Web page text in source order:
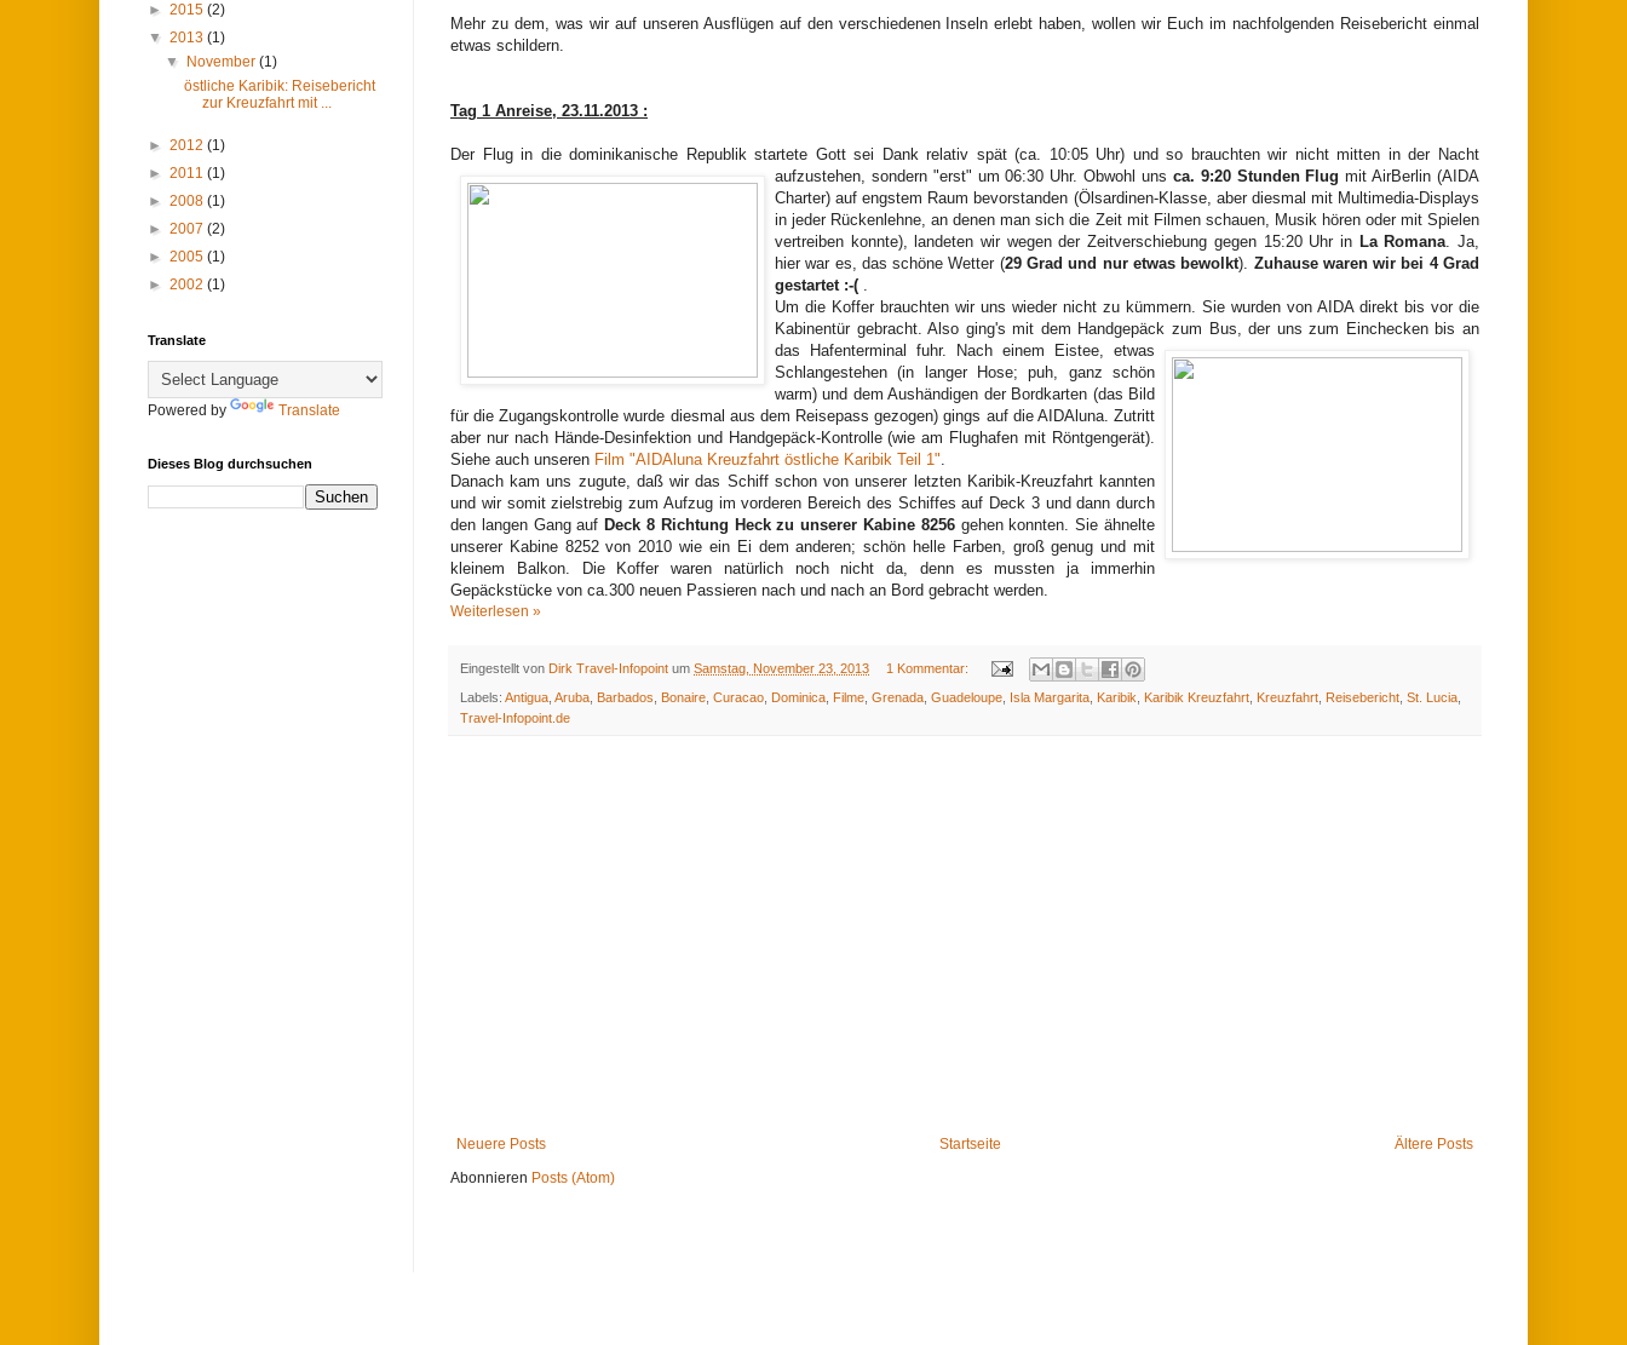
Mehr zu dem, was wir auf unseren Ausflügen auf den verschiedenen Inseln erlebt haben, wollen wir Euch im nachfolgenden Reisebericht einmal
etwas schildern.
Tag 1 Anreise, 23.11.2013 :
Der Flug in die dominikanische Republik startete Gott sei Dank relativ spät (ca. 10:05 Uhr) und so brauchten wir nicht mitten in der Nacht
aufzustehen, sondern "erst" um 06:30 Uhr. Obwohl uns ca. 9:20 Stunden Flug mit AirBerlin (AIDA
Charter) auf engstem Raum bevorstanden (Ölsardinen-Klasse, aber diesmal mit Multimedia-Displays
in jeder Rückenlehne, an denen man sich die Zeit mit Filmen schauen, Musik hören oder mit Spielen
vertreiben konnte), landeten wir wegen der Zeitverschiebung gegen 15:20 Uhr in La Romana . Ja,
hier war es, das schöne Wetter (29 Grad und nur etwas bewolkt). Zuhause waren wir bei 4 Grad
gestartet :-(
Um die Koffer brauchten wir uns wieder nicht zu kümmern. Sie wurden von AIDA direkt bis vor die
Kabinentür gebracht. Also ging's mit dem Handgepäck zum Bus, der uns zum Einchecken bis an
das Hafenterminal fuhr. Nach einem Eistee, etwas
Schlangestehen (in langer Hose; puh, ganz schön
warm) und dem Aushändigen der Bordkarten (das Bild
für die Zugangskontrolle wurde diesmal aus dem Reisepass gezogen) gings auf die AIDAluna. Zutritt
aber nur nach Hände-Desinfektion und Handgepäck-Kontrolle (wie am Flughafen mit Röntgengerät).
Siehe auch unseren Film "AIDAluna Kreuzfahrt östliche Karibik Teil 1"
Danach kam uns zugute, daß wir das Schiff schon von unserer letzten Karibik-Kreuzfahrt kannten
und wir somit zielstrebig zum Aufzug im vorderen Bereich des Schiffes auf Deck 3 und dann durch
den langen Gang aufDeck 8 Richtung Heck zu unserer Kabine 8256gehen konnten. Sie ähnelte
unserer Kabine 8252 von 2010 wie ein Ei dem anderen; schön helle Farben, groß genug und mit
kleinem Balkon. Die Koffer waren natürlich noch nicht da, denn es mussten ja immerhin
Gepäckstücke von ca.300 neuen Passieren nach und nach an Bord gebracht werden.
Weiterlesen »
Eingestellt von Dirk Travel-Infopoint um Samstag, November 23, 2013 1 Kommentar:
Labels: Antigua Aruba Barbados Bonaire Curacao Dominica Filme Grenada Guadeloupe Isla Margarita Karibik Karibik Kreuzfahrt Kreuzfahrt Reisebericht St. Lucia
Travel-Infopoint.de
Neuere Posts Ältere Posts
Startseite
Abonnieren Posts (Atom)
► 2015 (2)
▼ 2013 (1)
▼
November(1)
östliche Karibik: Reisebericht
zur Kreuzfahrt mit ...
► 2012 (1)
► 2011 (1)
► 2008 (1)
► 2007 (2)
► 2005 (1)
► 2002 (1)
Translate
Powered by Translate
Dieses Blog durchsuchen